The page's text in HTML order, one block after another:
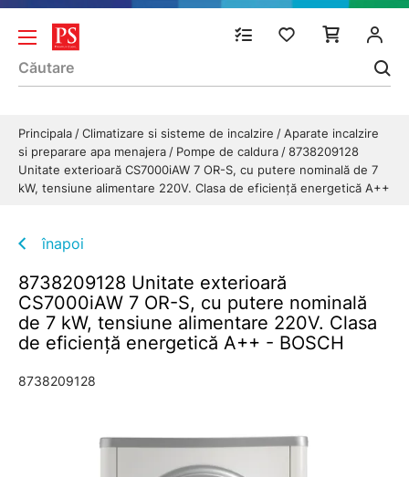
Principala Climatizare si sisteme de incalzire
Aparate incalzire
si preparare apa menajera
Pompe de caldura
8738209128
Unitate exterioară CS7000iAW 7 OR-S, cu putere nominală de 7
kW, tensiune alimentare 220V. Clasa de eficiență energetică A++
înapoi
8738209128 Unitate exterioară
CS7000iAW 7 OR-S, cu putere nominală
de 7 kW, tensiune alimentare 220V. Clasa
de eficiență energetică A++ - BOSCH
8738209128